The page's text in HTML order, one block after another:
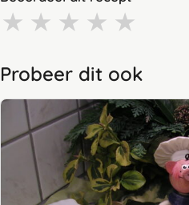
★ ★ ★ ★ ★
Probeer dit ook